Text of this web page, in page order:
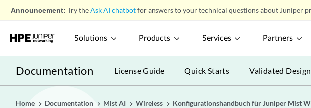
Announcement: Try theAsk AI chatbotfor answers to your technical questions about Juniper
Solutions Products Services Partners
Documentation License Guide Quick Starts Validated
Home Documentation Mist AI Wireless Konfigurationshandbuch für Juniper Mist